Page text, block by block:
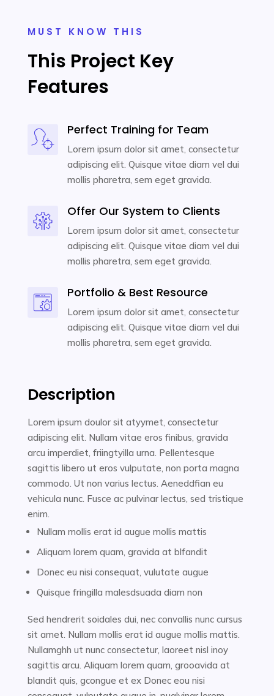
MUST KNOW THIS
This Project Key
Features
Perfect Training for Team
Lorem ipsum dolor sit amet, consectetur
adipiscing elit. Quisque vitae diam vel dui
mollis pharetra, sem eget gravida.
Offer Our System to Clients
Lorem ipsum dolor sit amet, consectetur
adipiscing elit. Quisque vitae diam vel dui
mollis pharetra, sem eget gravida.
Portfolio & Best Resource
Lorem ipsum dolor sit amet, consectetur
adipiscing elit. Quisque vitae diam vel dui
mollis pharetra, sem eget gravida.
Description
Lorem ipsum doulor sit atyymet, consectetur
adipiscing elit. Nullam vitae eros finibus, gravida
arcu imperdiet, friingtyilla urna. Pellentesque
sagittis libero ut eros vulputate, non porta magna
commodo. Ut non varius lectus. Aeneddfian eu
vehicula nunc. Fusce ac pulvinar lectus, sed tristique
enim.
Nullam mollis erat id augue mollis mattis
Aliquam lorem quam, gravida at blfandit
Donec eu nisi consequat, vulutate augue
Quisque fringilla malesdsuada diam non
Sed hendrerit soidales dui, nec convallis nunc cursus
sit amet. Nullam mollis erat id augue mollis mattis.
Nullamghh ut nunc consectetur, laoreet nisl inoy
sagittis arcu. Aliquam lorem quam, grooavida at
blandit quis, gcongue et ex Donec eou nisi